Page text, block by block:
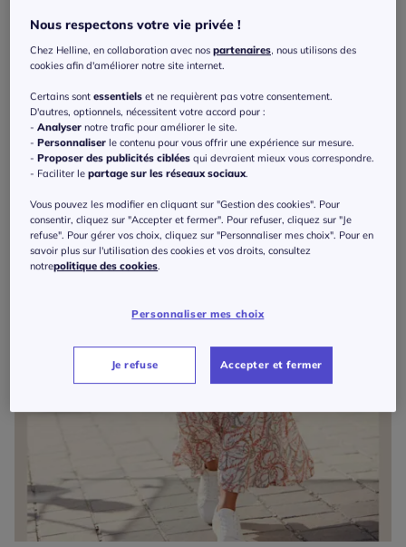
Nous respectons votre vie privée !
Chez Helline, en collaboration avec nospartenaires, nous utilisons des
cookies afin d'améliorer notre site internet.
Certains sontessentiels et ne requièrent pas votre consentement.
D'autres, optionnels, nécessitent votre accord pour :
-Analyser notre trafic pour améliorer le site.
-Personnaliser le contenu pour vous offrir une expérience sur mesure.
-Proposer des publicités ciblées qui devraient mieux vous correspondre.
- Faciliter lepartage sur les réseaux sociaux.
Vous pouvez les modifier en cliquant sur "Gestion des cookies". Pour
consentir, cliquez sur "Accepter et fermer". Pour refuser, cliquez sur "Je
refuse". Pour gérer vos choix, cliquez sur "Personnaliser mes choix". Pour en
savoir plus sur l'utilisation des cookies et vos droits, consultez
notrepolitique des cookies.
Personnaliser mes choix
Je refuse Accepter et fermer